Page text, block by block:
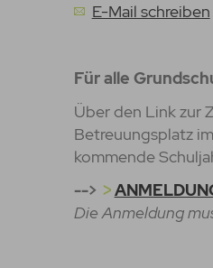
E-Mail schreiben
Für alle
Über den Link zur
Betreuungsplatz
kommende
-->
Die Anmeldung